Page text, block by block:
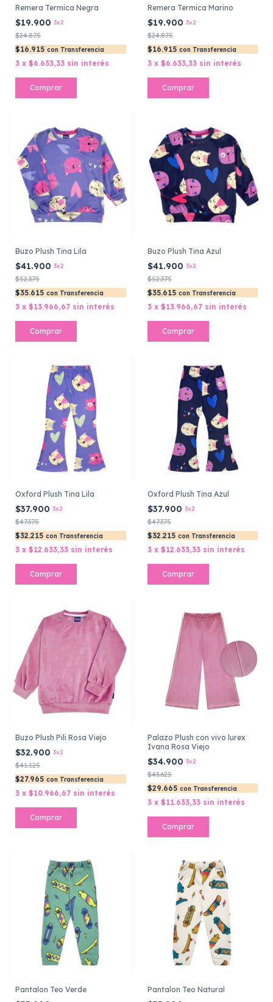
Remera Termica Negra
$19.900 3x2
$24.875
$16.915 con Transferencia
3 x $6.633,33 sin interés
Comprar
Remera Termica Marino
$19.900 3x2
$24.875
$16.915 con Transferencia
3 x $6.633,33 sin interés
Comprar
Buzo Plush Tina Lila
$41.900 3x2
$52.375
$35.615 con Transferencia
3 x $13.966,67 sin interés
Comprar
Buzo Plush Tina Azul
$41.900 3x2
$52.375
$35.615 con Transferencia
3 x $13.966,67 sin interés
Comprar
Oxford Plush Tina Lila
$37.900 3x2
$47.375
$32.215 con Transferencia
3 x $12.633,33 sin interés
Comprar
Oxford Plush Tina Azul
$37.900 3x2
$47.375
$32.215 con Transferencia
3 x $12.633,33 sin interés
Comprar
Buzo Plush Pili Rosa Viejo
$32.900 3x2
$41.125
$27.965 con Transferencia
3 x $10.966,67 sin interés
Comprar
Palazo Plush con vivo lurex
Ivana Rosa Viejo
$34.900 3x2
$43.625
$29.665 con Transferencia
3 x $11.633,33 sin interés
Comprar
Pantalon Teo Verde Pantalon Teo Natural